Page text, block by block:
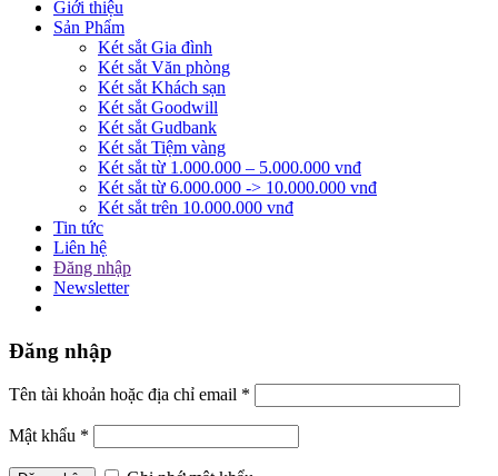
Giới thiệu
Sản Phẩm
Két sắt Gia đình
Két sắt Văn phòng
Két sắt Khách sạn
Két sắt Goodwill
Két sắt Gudbank
Két sắt Tiệm vàng
Két sắt từ 1.000.000 – 5.000.000 vnđ
Két sắt từ 6.000.000 -> 10.000.000 vnđ
Két sắt trên 10.000.000 vnđ
Tin tức
Liên hệ
Đăng nhập
Newsletter
Đăng nhập
Tên tài khoản hoặc địa chỉ email *
Mật khẩu *